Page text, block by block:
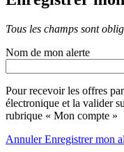
Tous les champs sont
Nom de mon alerte
Pour recevoir les offres
électronique et la valider
rubrique « Mon compte »
AnnulerEnregistrer mon